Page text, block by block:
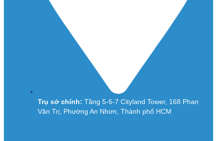
Trụ sở chính: Tầng 5-6-7 Cityland Tower, 168 Phan
Văn Trị, Phường An Nhơn, Thành phố HCM